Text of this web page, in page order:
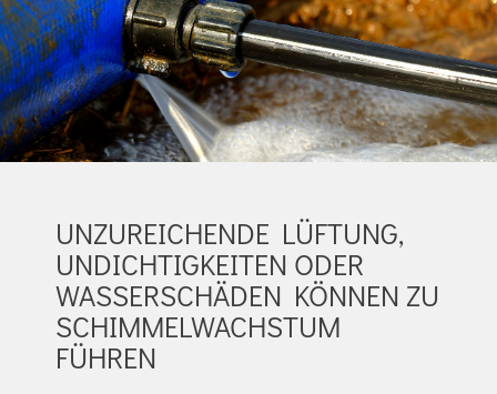
UNZUREICHENDE LÜFTUNG,
UNDICHTIGKEITEN ODER
WASSERSCHÄDEN KÖNNEN ZU
SCHIMMELWACHSTUM
FÜHREN